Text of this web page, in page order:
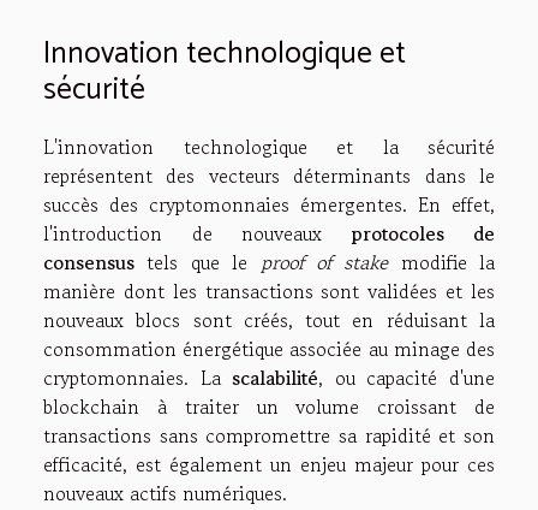
Innovation technologique et
sécurité
L'innovation technologique et la sécurité
représentent des vecteurs déterminants dans le
succès des cryptomonnaies émergentes. En effet,
l'introduction de nouveaux protocoles de
consensus tels que le proof of stakemodifie la
manière dont les transactions sont validées et les
nouveaux blocs sont créés, tout en réduisant la
consommation énergétique associée au minage des
cryptomonnaies. Lascalabilité, ou capacité d'une
blockchain à traiter un volume croissant de
transactions sans compromettre sa rapidité et son
efficacité, est également un enjeu majeur pour ces
nouveaux actifs numériques.